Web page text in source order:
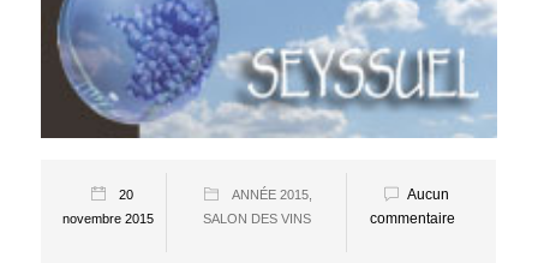
20
novembre 2015
ANNÉE 2015
SALON DES VINS
Aucun
commentaire